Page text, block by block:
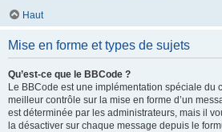
Haut
Mise en forme et types de sujets
Qu’est-ce que le BBCode ?
Le BBCode est une implémentation spéciale du
meilleur contrôle sur la mise en forme d’un
est déterminée par les administrateurs, mais il
la désactiver sur chaque message depuis le